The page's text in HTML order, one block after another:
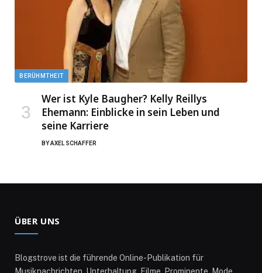
BERÜHMTHEIT
Wer ist Kyle Baugher? Kelly Reillys
Ehemann: Einblicke in sein Leben und
seine Karriere
BYAXEL SCHAFFER
ÜBER UNS
Blogstrove ist die führende Online-Publikation für